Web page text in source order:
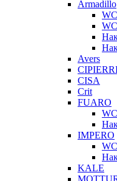
Armadillo
Avers
CISA
Crit
FUARO
IMPERO
KALE